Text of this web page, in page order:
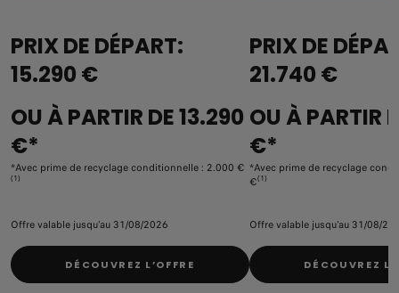
PRIX DE DÉPART:
15.290 €
OU À PARTIR DE 13.290
€*
*Avec prime de recyclage conditionnelle : 2.000 €
(1)
Offre valable jusqu'au 31/08/2026
DÉCOUVREZ L’OFFRE
PRIX DE
21.740 €
OU À PARTIR
€*
*Avec prime de recyclage
€(1)
Offre valable jusqu'au 31/08/
DÉCOUVREZ